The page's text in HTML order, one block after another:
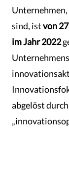
sind, istvon
im Jahr 2022
abgelöst